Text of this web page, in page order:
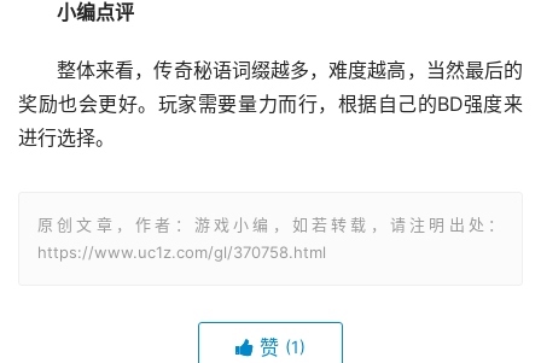
小编点评
整体来看，传奇秘语词缀越多，难度越高，当然最后的
奖励也会更好。玩家需要量力而行，根据自己的BD强度来
进行选择。
原创文章，作者：游戏小编，如若转载，请注明出处：
https://www.uc1z.com/gl/370758.html
赞 (1)